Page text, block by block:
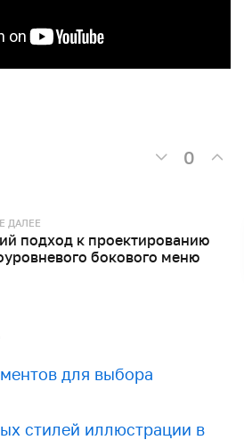
0
ДАЛЕЕ
подход к проектированию
бокового меню
для выбора
стилей иллюстрации в